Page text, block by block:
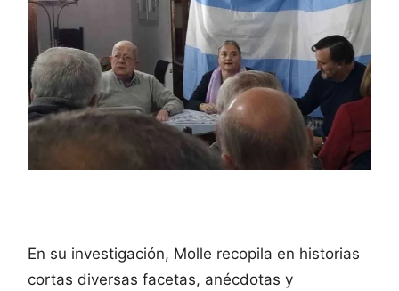
En su investigación, Molle recopila en historias
cortas diversas facetas, anécdotas y